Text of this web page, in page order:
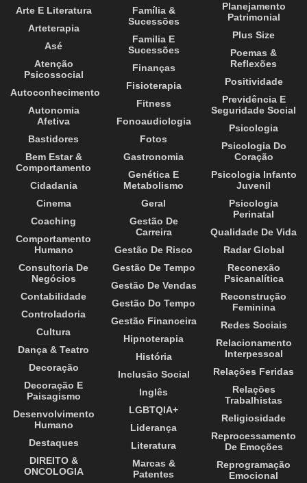
Arte E Literatura
Arteterapia
Asé
Atenção
Psicossocial
Autoconhecimento
Autonomia
Afetiva
Bastidores
Bem Estar &
Comportamento
Cidadania
Cinema
Coaching
Comportamento
Humano
Consultoria De
Negócios
Contabilidade
Controladoria
Cultura
Dança & Teatro
Decoração
Decoração E
Paisagismo
Desenvolvimento
Humano
Destaques
DIREITO &
ONCOLOGIA
Família &
Sucessões
Familia E
Sucessões
Finanças
Fisioterapia
Fitness
Fonoaudiologia
Fotos
Gastronomia
Genética E
Metabolismo
Geral
Gestão De
Carreira
Gestão De Risco
Gestão De Tempo
Gestão De Vendas
Gestão Do Tempo
Gestão Financeira
Hipnoterapia
História
Inclusão Social
Inglês
LGBTQIA+
Liderança
Literatura
Marcas &
Patentes
Planejamento
Patrimonial
Plus Size
Poemas &
Reflexões
Positividade
Previdência E
Seguridade Social
Psicologia
Psicologia Do
Coração
Psicologia Infanto
Juvenil
Psicologia
Perinatal
Qualidade De Vida
Radar Global
Reconexão
Psicanalítica
Reconstrução
Feminina
Redes Sociais
Relacionamento
Interpessoal
Relações Feridas
Relações
Trabalhistas
Religiosidade
Reprocessamento
De Emoções
Reprogramação
Emocional